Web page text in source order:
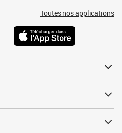
Toutes nos applications